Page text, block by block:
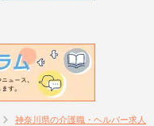
神奈川県の介護職・ヘルパー求人